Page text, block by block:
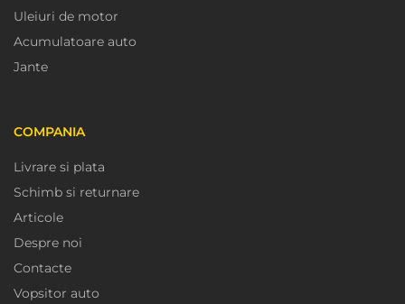
Uleiuri de motor
Acumulatoare auto
Jante
COMPANIA
Livrare si plata
Schimb si returnare
Articole
Despre noi
Contacte
Vopsitor auto